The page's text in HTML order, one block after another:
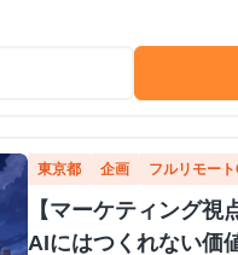
東京都 企画 フルリモー
【マーケティング視
AIにはつくれない価